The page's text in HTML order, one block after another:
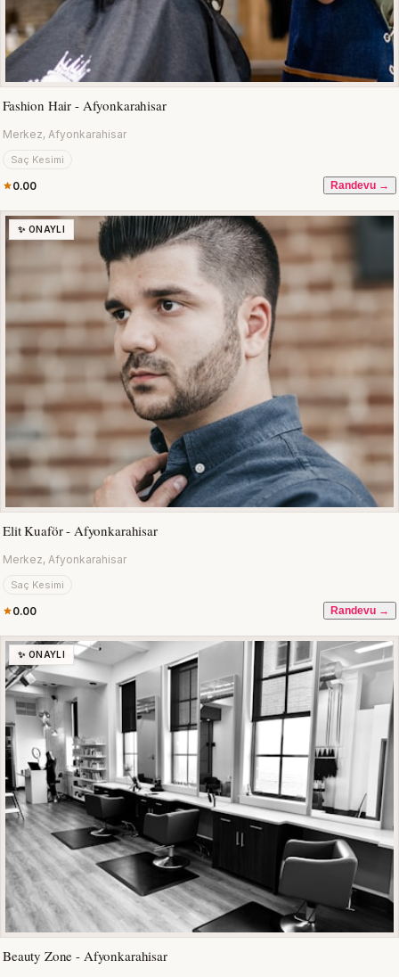
Fashion Hair - Afyonkarahisar
Merkez, Afyonkarahisar
Saç Kesimi
0.00 Randevu →
✨ ONAYLI
Elit Kuaför - Afyonkarahisar
Merkez, Afyonkarahisar
Saç Kesimi
0.00 Randevu →
✨ ONAYLI
Beauty Zone - Afyonkarahisar